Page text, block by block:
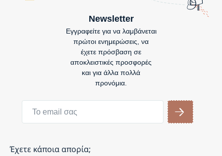
Newsletter
Εγγραφείτε για να λαμβάνεται
πρώτοι ενημερώσεις, να
έχετε πρόσβαση σε
αποκλειστικές προσφορές
και για άλλα πολλά
προνόμια.
Έχετε κάποια απορία;